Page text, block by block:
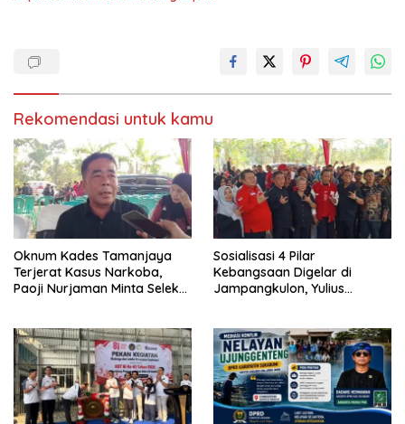
Rekomendasi untuk kamu
Oknum Kades Tamanjaya
Terjerat Kasus Narkoba,
Paoji Nurjaman Minta Seleksi
Sosialisasi 4 Pilar
Kebangsaan Digelar di
Jampangkulon, Yulius